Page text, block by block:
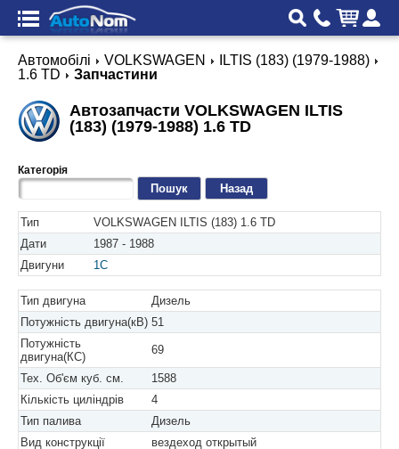
Автомобілі VOLKSWAGEN
ILTIS (183) (1979-1988)
1.6 TD
Запчастини
Автозапчасти VOLKSWAGEN ILTIS
(183) (1979-1988) 1.6 TD
Категорія
Назад
Тип
VOLKSWAGEN ILTIS (183) 1.6 TD
Дати
1987 - 1988
Двигуни
1C
Тип двигуна
Дизель
Потужність двигуна(кВ) 51
Потужність
двигуна(КС)
69
Тех. Об'єм куб. см.
1588
Кількість циліндрів
4
Тип палива
Дизель
Вид конструкції
вездеход открытый